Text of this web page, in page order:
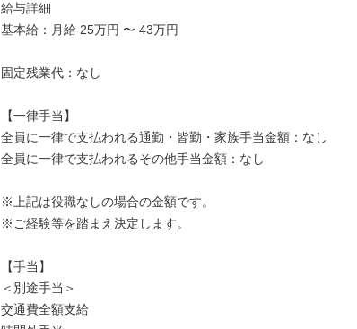
給与詳細
基本給：月給 25万円 〜 43万円
固定残業代：なし
【一律手当】
全員に一律で支払われる通勤・皆勤・家族手当金額：なし
全員に一律で支払われるその他手当金額：なし
※上記は役職なしの場合の金額です。
※ご経験等を踏まえ決定します。
【手当】
＜別途手当＞
交通費全額支給